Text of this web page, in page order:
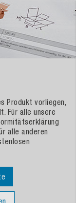
Produkt vorliegen,
Für alle unsere
alle anderen